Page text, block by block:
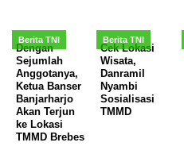
Berita TNI
Dengan
Sejumlah
Anggotanya,
Ketua Banser
Banjarharjo
Akan Terjun
ke Lokasi
TMMD Brebes
Berita TNI
Cek Lokasi
Wisata,
Danramil
Nyambi
Sosialisasi
TMMD